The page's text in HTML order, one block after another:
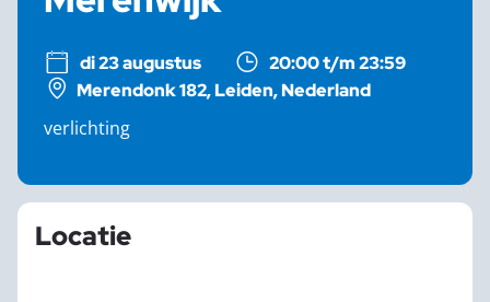
di 23 augustus
20:00 t/m 23:59
Merendonk 182, Leiden, Nederland
verlichting
Locatie